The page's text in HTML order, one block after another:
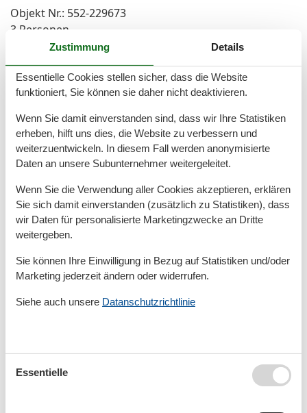
Objekt Nr.: 552-229673
3 Personen
Ferienwohnung - 4 Personen - Hermann-
Löns-Straße - 26465 - Langeoog
Objekt Nr.: 552-234125
4 Personen
Ferienwohnung - 4 Personen - Polderweg -
26465 - Langeoog
Objekt Nr.:552-231247
4 Personen
Ferienwohnung - 3 Personen -
Barkhausenstraße - 26465 - Langeoog
Objekt Nr.: 552-231043
Ferienwohnung - 6 Personen - Mittelstraße
Zustimmung Details
Essentielle Cookies stellen sicher, dass die Website
funktioniert, Sie können sie daher nicht deaktivieren.
Wenn Sie damit einverstanden sind, dass wir Ihre Statistiken
erheben, hilft uns dies, die Website zu verbessern und
weiterzuentwickeln. In diesem Fall werden anonymisierte
Daten an unsere Subunternehmer weitergeleitet.
Wenn Sie die Verwendung aller Cookies akzeptieren, erklären
Sie sich damit einverstanden (zusätzlich zu Statistiken), dass
wir Daten für personalisierte Marketingzwecke an Dritte
weitergeben.
Sie können Ihre Einwilligung in Bezug auf Statistiken und/oder
Marketing jederzeit ändern oder widerrufen.
Siehe auch unsere Datanschutzrichtlinie
Essentielle